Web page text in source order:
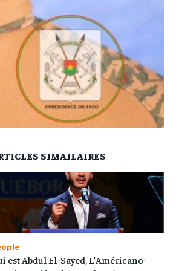
SIMAILAIRES
est Abdul El-Sayed, L’Américano-